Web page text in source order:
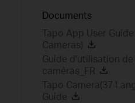
Documents
Tapo App User
Cameras)
Guide d'utilisation
caméras_FR
Tapo Camera(37
Guide